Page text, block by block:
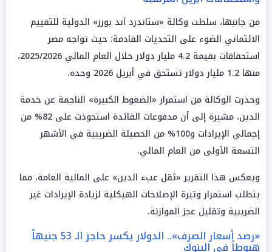
من جانبها، سلطت وكالة «ستاندرد آند بورز» الدولية للتقييم
الائتماني الضوء على التحديات القادمة؛ حيث تواجه مصر
استحقاقات بقيمة 4.2 مليار دولار خلال العام المالي 2025/2026،
منها 1.2 مليار دولار تستحق في أبريل 2026 وحده.
وحذرت الوكالة من استمرار «الضغوط الكبيرة» الناجمة عن خدمة
الدين، مشيرة إلى أن مدفوعات الفائدة استحوذت على 82% من
إجمالي الإيرادات و100% من الحصيلة الضريبية في الأشهر
التسعة الأولى من العام المالي.
ويعكس هذا التقرير «ثقل عبء الدين» على المالية العامة، مما
يتطلب استمرار وتيرة الإصلاحات الهيكلية لزيادة الإيرادات غير
الضريبية وتقليل عجز الموازنة.
«رصد أسعار الصرف».. الدولار يكسر حاجز الـ 53 جنيهاً
هبوطاً في البنوك